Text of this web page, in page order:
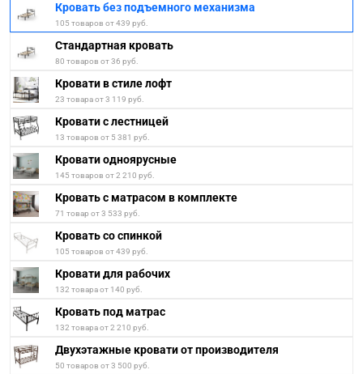
Кровать без подъемного механизма
105 товаров от 439 руб.
Стандартная кровать
80 товаров от 36 руб.
Кровати в стиле лофт
23 товара от 3 119 руб.
Кровати с лестницей
13 товаров от 5 381 руб.
Кровати одноярусные
145 товаров от 2 210 руб.
Кровать с матрасом в комплекте
71 товар от 3 533 руб.
Кровать со спинкой
105 товаров от 439 руб.
Кровати для рабочих
132 товара от 140 руб.
Кровать под матрас
132 товара от 2 210 руб.
Двухэтажные кровати от производителя
50 товаров от 3 500 руб.